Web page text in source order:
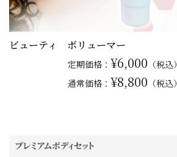
ビューティ ボリューマー
定期価格： ¥6,000 （税込）
通常価格： ¥8,800 （税込）